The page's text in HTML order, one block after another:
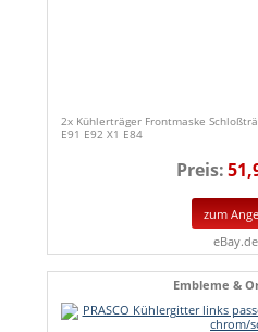
2x Kühlerträger Frontmaske
E91 E92 X1 E84
Preis:
zum
Embleme &